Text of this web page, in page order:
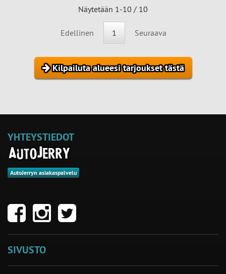
Näytetään 1-10 / 10
Edellinen 1 Seuraava
Kilpailuta alueesi tarjoukset tästä
YHTEYSTIEDOT
AutoJerryn asiakaspalvelu
SIVUSTO